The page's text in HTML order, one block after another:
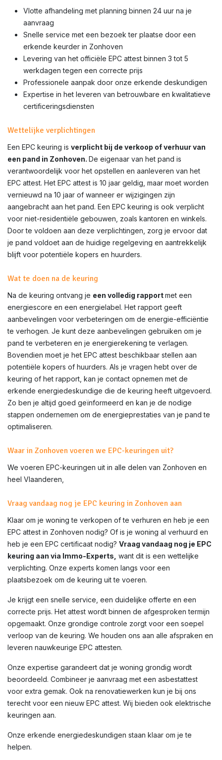
Vlotte afhandeling met planning binnen 24 uur na je
aanvraag
Snelle service met een bezoek ter plaatse door een
erkende keurder in Zonhoven
Levering van het officiële EPC attest binnen 3 tot 5
werkdagen tegen een correcte prijs
Professionele aanpak door onze erkende deskundigen
Expertise in het leveren van betrouwbare en kwalitatieve
certificeringsdiensten
Wettelijke verplichtingen
Een EPC keuring is verplicht bij de verkoop of verhuur van
een pand in Zonhoven. De eigenaar van het pand is
verantwoordelijk voor het opstellen en aanleveren van het
EPC attest. Het EPC attest is 10 jaar geldig, maar moet worden
vernieuwd na 10 jaar of wanneer er wijzigingen zijn
aangebracht aan het pand. Een EPC keuring is ook verplicht
voor niet-residentiële gebouwen, zoals kantoren en winkels.
Door te voldoen aan deze verplichtingen, zorg je ervoor dat
je pand voldoet aan de huidige regelgeving en aantrekkelijk
blijft voor potentiële kopers en huurders.
Wat te doen na de keuring
Na de keuring ontvang je een volledig rapportmet een
energiescore en een energielabel. Het rapport geeft
aanbevelingen voor verbeteringen om de energie-efficiëntie
te verhogen. Je kunt deze aanbevelingen gebruiken om je
pand te verbeteren en je energierekening te verlagen.
Bovendien moet je het EPC attest beschikbaar stellen aan
potentiële kopers of huurders. Als je vragen hebt over de
keuring of het rapport, kan je contact opnemen met de
erkende energiedeskundige die de keuring heeft uitgevoerd.
Zo ben je altijd goed geïnformeerd en kan je de nodige
stappen ondernemen om de energieprestaties van je pand te
optimaliseren.
Waar in Zonhoven voeren we EPC-keuringen uit?
We voeren EPC-keuringen uit in alle delen van Zonhoven en
heel Vlaanderen,
Vraag vandaag nog je EPC keuring in Zonhoven aan
Klaar om je woning te verkopen of te verhuren en heb je een
EPC attest in Zonhoven nodig? Of is je woning al verhuurd en
heb je een EPC certificaat nodig? Vraag vandaag nog je EPC
keuring aan via Immo-Experts, want dit is een wettelijke
verplichting. Onze experts komen langs voor een
plaatsbezoek om de keuring uit te voeren.
Je krijgt een snelle service, een duidelijke offerte en een
correcte prijs. Het attest wordt binnen de afgesproken termijn
opgemaakt. Onze grondige controle zorgt voor een soepel
verloop van de keuring. We houden ons aan alle afspraken en
leveren nauwkeurige EPC attesten.
Onze expertise garandeert dat je woning grondig wordt
beoordeeld. Combineer je aanvraag met een asbestattest
voor extra gemak. Ook na renovatiewerken kun je bij ons
terecht voor een nieuw EPC attest. Wij bieden ook elektrische
keuringen aan.
Onze erkende energiedeskundigen staan klaar om je te
helpen.